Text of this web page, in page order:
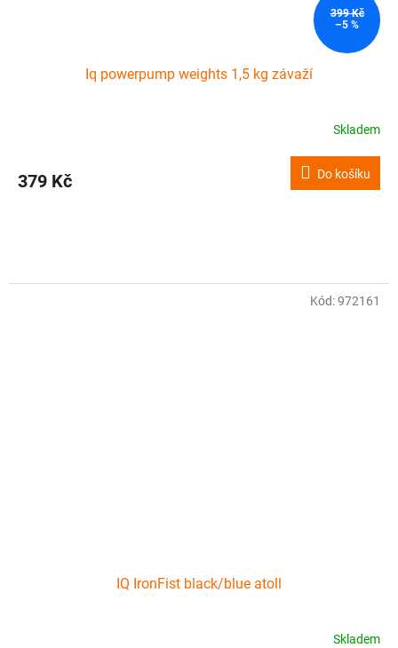
399 Kč
–5 %
Iq powerpump weights 1,5 kg závaží
Skladem
379 Kč Do košíku
IQ IronFist black/blue atoll
Skladem
Kód:972161